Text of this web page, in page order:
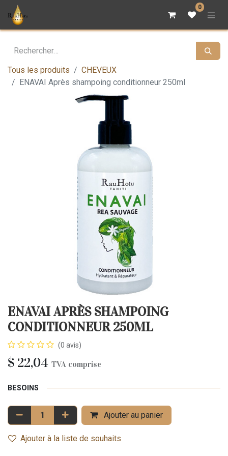
0
Tous les produits
CHEVEUX
ENAVAI Après shampoing conditionneur 250ml
ENAVAI APRÈS SHAMPOING
CONDITIONNEUR 250ML
(0 avis)
$ 22,04 TVA comprise
BESOINS
Ajouter au panier
Ajouter à la liste de souhaits